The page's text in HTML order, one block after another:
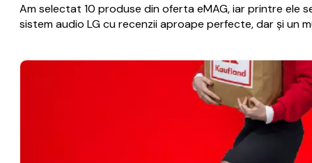
Am selectat 10 produse din oferta eMAG, iar printre ele
sistem audio LG cu recenzii aproape perfecte, dar și un